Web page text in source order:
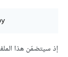
إذ سيتضمّن هذا